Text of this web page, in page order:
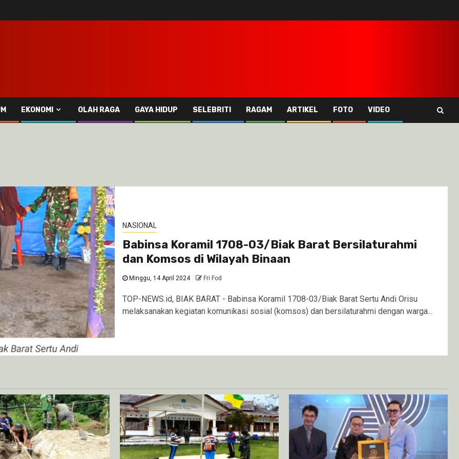
EKONOMI OLAH RAGA GAYA HIDUP SELEBRITI RAGAM ARTIKEL FOTO VIDEO
NASIONAL
Babinsa Koramil 1708-03/Biak Barat Bersilaturahmi
dan Komsos di Wilayah Binaan
Minggu, 14 April 2024 Fri Fod
TOP-NEWS.id, BIAK BARAT - Babinsa Koramil 1708-03/Biak Barat Sertu Andi Orisu
melaksanakan kegiatan komunikasi sosial (komsos) dan bersilaturahmi dengan warga...